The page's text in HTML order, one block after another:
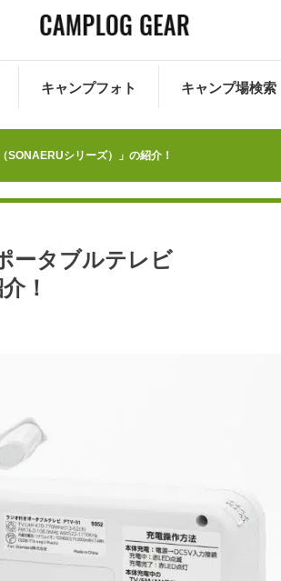
キャンプフォト キャンプ場検索
シリーズ）」の紹介！
ータブルテレビ
！